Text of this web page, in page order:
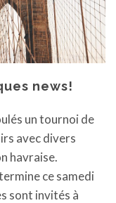
news!
un tournoi de
avec divers
havraise.
ce samedi
sont invités à